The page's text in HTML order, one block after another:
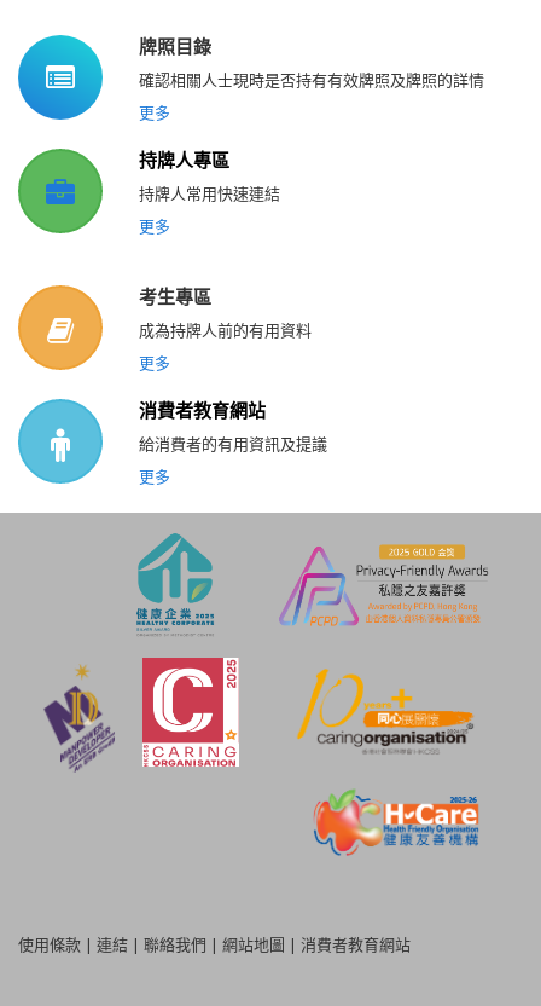
牌照目錄
確認相關人士現時是否持有有效牌照及牌照的詳情
更多
持牌人專區
持牌人常用快速連結
更多
考生專區
成為持牌人前的有用資料
更多
消費者教育網站
給消費者的有用資訊及提議
更多
使用條款 | 連結 | 聯絡我們 | 網站地圖 | 消費者教育網站